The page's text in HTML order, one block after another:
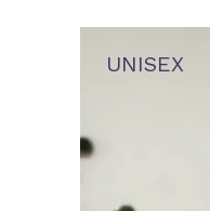
UNISEX